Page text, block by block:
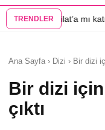
TRENDLER
katılıyor?•Yeşilçam’ın
Ana Sayfa › Dizi › Bir dizi
Bir dizi
çıktı